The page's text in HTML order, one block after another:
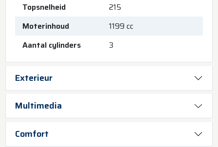
Topsnelheid
215
Moterinhoud
1199 cc
Aantal cylinders
3
Exterieur
Multimedia
Comfort